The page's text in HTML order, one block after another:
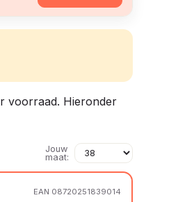
voorraad. Hieronder
Jouw
maat:
EAN 08720251839014